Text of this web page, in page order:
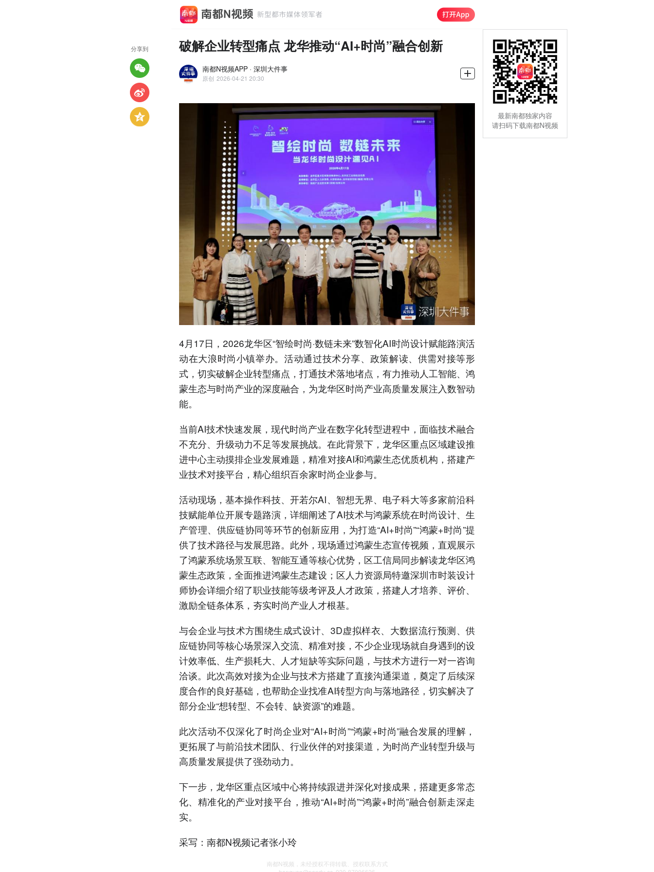
破解企业转型痛点 龙华推动“AI+时尚”融合创新
南都N视频APP · 深圳大件事
原创 2026-04-21 20:30
4月17日，2026龙华区“智绘时尚·数链未来”数智化AI时尚设计赋能路演活
动在大浪时尚小镇举办。活动通过技术分享、政策解读、供需对接等形
式，切实破解企业转型痛点，打通技术落地堵点，有力推动人工智能、鸿
蒙生态与时尚产业的深度融合，为龙华区时尚产业高质量发展注入数智动
能。
当前AI技术快速发展，现代时尚产业在数字化转型进程中，面临技术融合
不充分、升级动力不足等发展挑战。在此背景下，龙华区重点区域建设推
进中心主动摸排企业发展难题，精准对接AI和鸿蒙生态优质机构，搭建产
业技术对接平台，精心组织百余家时尚企业参与。
活动现场，基本操作科技、开若尔AI、智想无界、电子科大等多家前沿科
技赋能单位开展专题路演，详细阐述了AI技术与鸿蒙系统在时尚设计、生
产管理、供应链协同等环节的创新应用，为打造“AI+时尚”“鸿蒙+时尚”提
供了技术路径与发展思路。此外，现场通过鸿蒙生态宣传视频，直观展示
了鸿蒙系统场景互联、智能互通等核心优势，区工信局同步解读龙华区鸿
蒙生态政策，全面推进鸿蒙生态建设；区人力资源局特邀深圳市时装设计
师协会详细介绍了职业技能等级考评及人才政策，搭建人才培养、评价、
激励全链条体系，夯实时尚产业人才根基。
与会企业与技术方围绕生成式设计、3D虚拟样衣、大数据流行预测、供
应链协同等核心场景深入交流、精准对接，不少企业现场就自身遇到的设
计效率低、生产损耗大、人才短缺等实际问题，与技术方进行一对一咨询
洽谈。此次高效对接为企业与技术方搭建了直接沟通渠道，奠定了后续深
度合作的良好基础，也帮助企业找准AI转型方向与落地路径，切实解决了
部分企业“想转型、不会转、缺资源”的难题。
此次活动不仅深化了时尚企业对“AI+时尚”“鸿蒙+时尚”融合发展的理解，
更拓展了与前沿技术团队、行业伙伴的对接渠道，为时尚产业转型升级与
高质量发展提供了强劲动力。
下一步，龙华区重点区域中心将持续跟进并深化对接成果，搭建更多常态
化、精准化的产业对接平台，推动“AI+时尚”“鸿蒙+时尚”融合创新走深走
实。
采写：南都N视频记者张小玲
南都N视频，未经授权不得转载、授权联系方式
分享到
最新南都独家内容
请扫码下载南都N视频